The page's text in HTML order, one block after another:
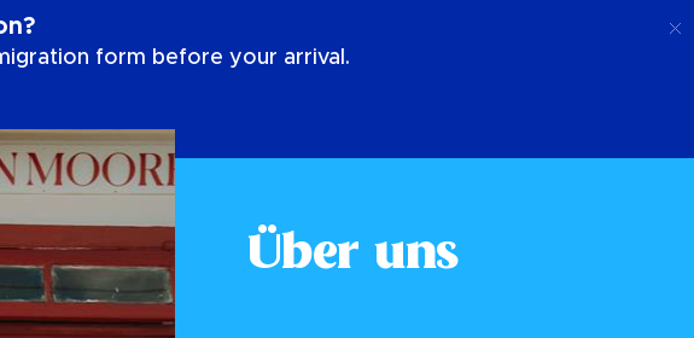
form before your arrival.
Über uns